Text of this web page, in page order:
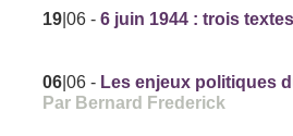
19 |06 -6 juin 1944 : trois
06 |06 - Les enjeux politiques
Par Bernard Frederick